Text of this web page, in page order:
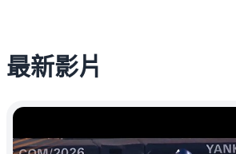
最新影片